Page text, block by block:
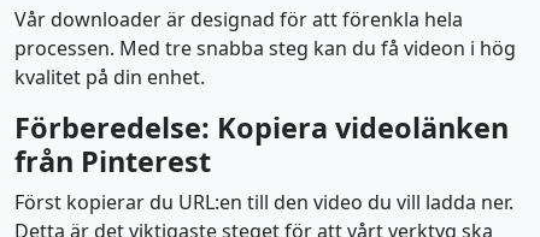
Vår downloader är designad för att förenkla hela
processen. Med tre snabba steg kan du få videon i hög
kvalitet på din enhet.
Förberedelse: Kopiera videolänken
från Pinterest
Först kopierar du URL:en till den video du vill ladda ner.
Detta är det viktigaste steget för att vårt verktyg ska